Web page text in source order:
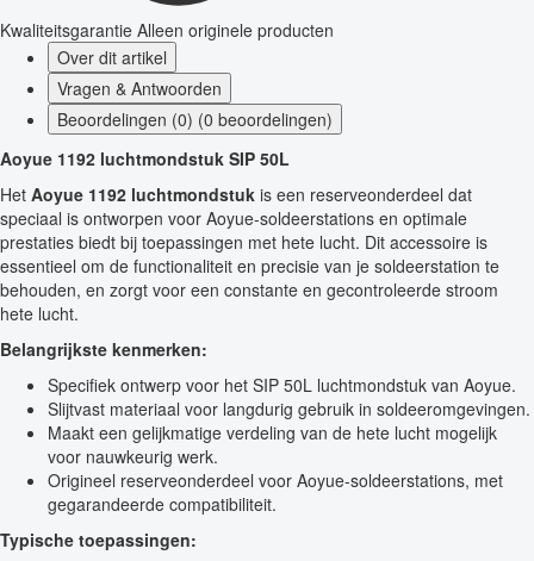
Kwaliteitsgarantie Alleen originele producten
Over dit artikel
Vragen & Antwoorden
Beoordelingen (0) (0 beoordelingen)
Aoyue 1192 luchtmondstuk SIP 50L
Het Aoyue 1192 luchtmondstuk is een reserveonderdeel dat
speciaal is ontworpen voor Aoyue-soldeerstations en optimale
prestaties biedt bij toepassingen met hete lucht. Dit accessoire is
essentieel om de functionaliteit en precisie van je soldeerstation te
behouden, en zorgt voor een constante en gecontroleerde stroom
hete lucht.
Belangrijkste kenmerken:
Specifiek ontwerp voor het SIP 50L luchtmondstuk van Aoyue.
Slijtvast materiaal voor langdurig gebruik in soldeeromgevingen.
Maakt een gelijkmatige verdeling van de hete lucht mogelijk
voor nauwkeurig werk.
Origineel reserveonderdeel voor Aoyue-soldeerstations, met
gegarandeerde compatibiliteit.
Typische toepassingen: